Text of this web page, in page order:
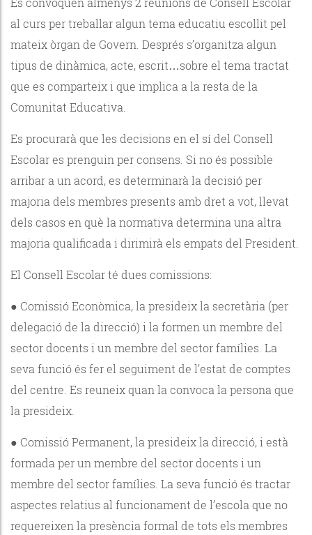
al curs per treballar algun tema educatiu escollit pel
mateix òrgan de Govern. Després s’organitza algun
tipus de dinàmica, acte, escrit…sobre el tema tractat
que es comparteix i que implica a la resta de la
Comunitat Educativa.
Es procurarà que les decisions en el sí del Consell
Escolar es prenguin per consens. Si no és possible
arribar a un acord, es determinarà la decisió per
majoria dels membres presents amb dret a vot, llevat
dels casos en què la normativa determina una altra
majoria qualificada i dirimirà els empats del President.
El Consell Escolar té dues comissions:
● Comissió Econòmica, la presideix la secretària (per
delegació de la direcció) i la formen un membre del
sector docents i un membre del sector famílies. La
seva funció és fer el seguiment de l’estat de comptes
del centre. Es reuneix quan la convoca la persona que
la presideix.
● Comissió Permanent, la presideix la direcció, i està
formada per un membre del sector docents i un
membre del sector famílies. La seva funció és tractar
aspectes relatius al funcionament de l’escola que no
requereixen la presència formal de tots els membres